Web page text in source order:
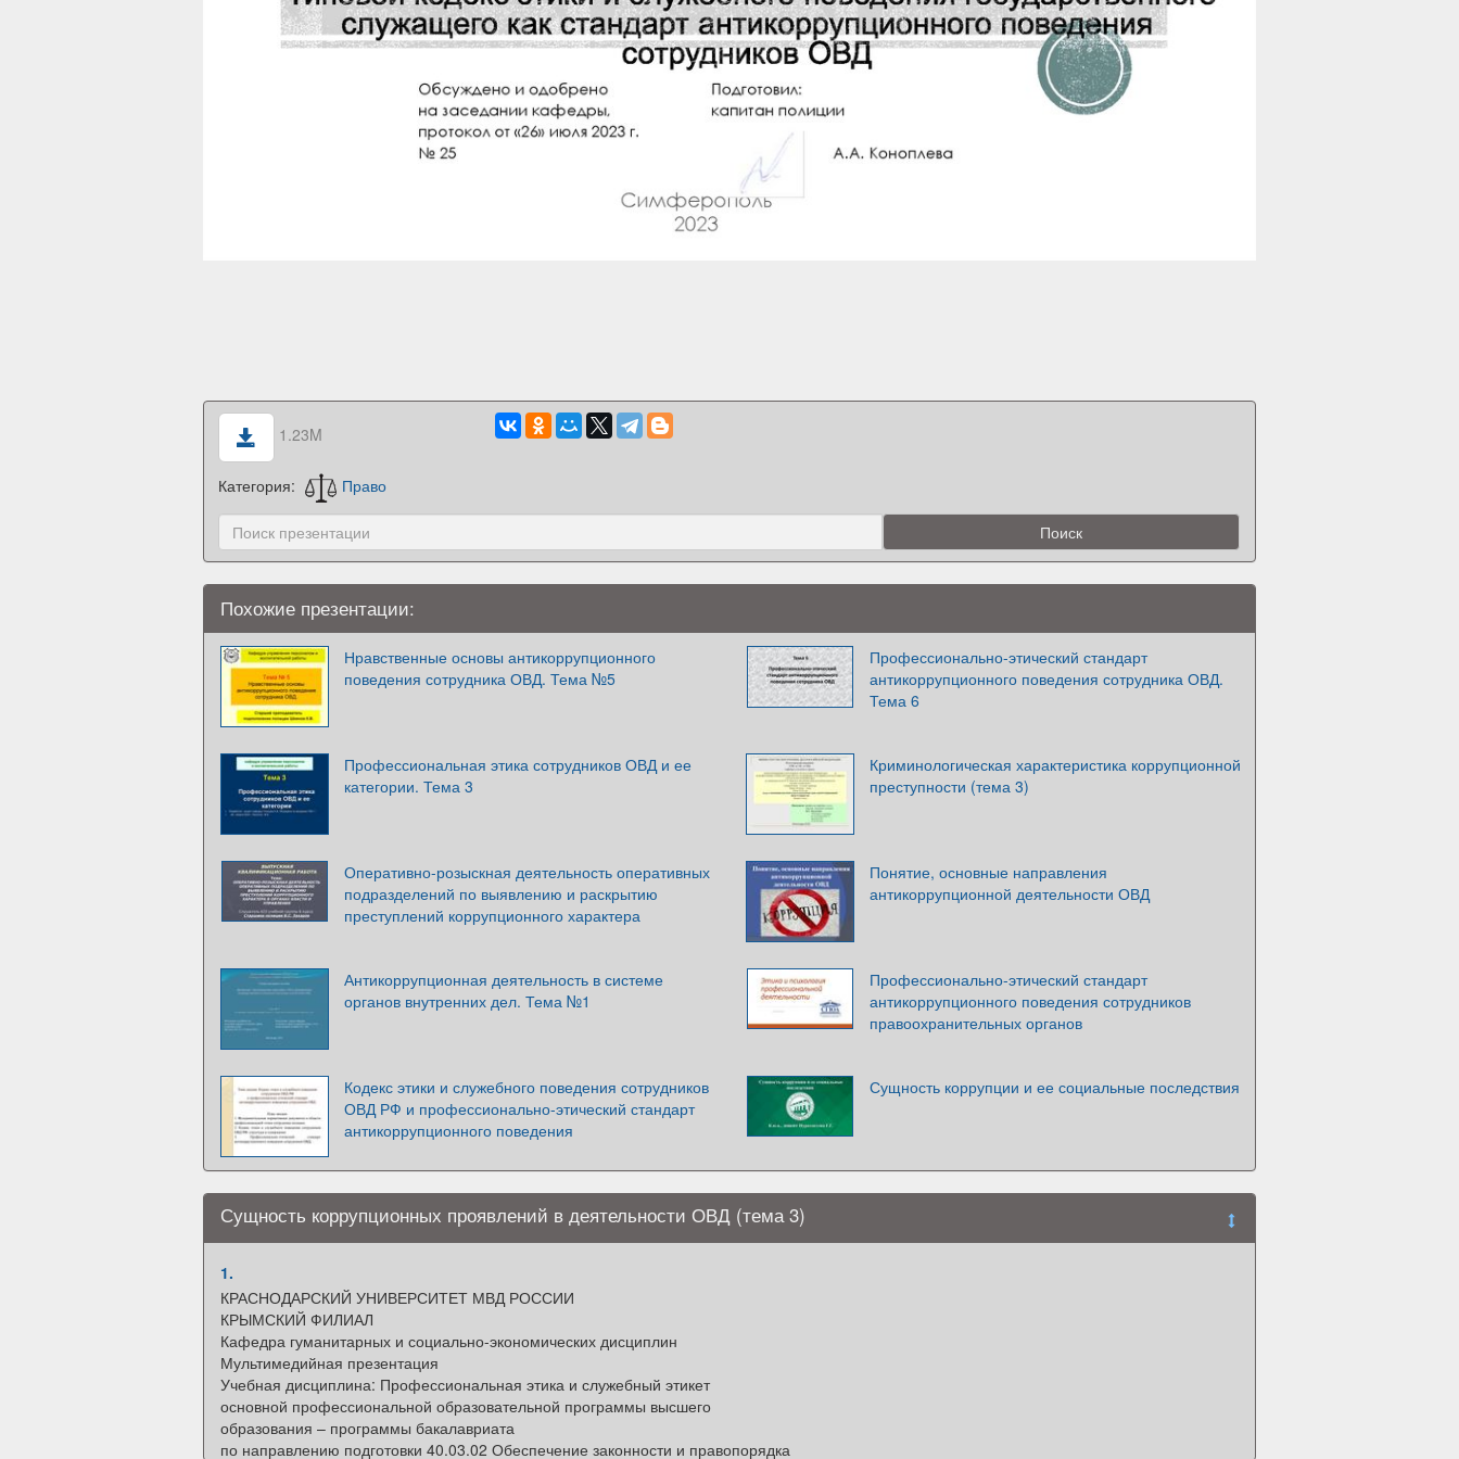
1.23M
Категория: Право
Похожие презентации:
Нравственные основы антикоррупционного
поведения сотрудника ОВД. Тема №5
Профессионально-этический стандарт
антикоррупционного поведения сотрудника ОВД.
Тема 6
Профессиональная этика сотрудников ОВД и ее
категории. Тема 3
Криминологическая характеристика коррупционной
преступности (тема 3)
Оперативно-розыскная деятельность оперативных
подразделений по выявлению и раскрытию
преступлений коррупционного характера
Понятие, основные направления
антикоррупционной деятельности ОВД
Антикоррупционная деятельность в системе
органов внутренних дел. Тема №1
Профессионально-этический стандарт
антикоррупционного поведения сотрудников
правоохранительных органов
Кодекс этики и служебного поведения сотрудников
ОВД РФ и профессионально-этический стандарт
антикоррупционного поведения
Сущность коррупции и ее социальные последствия
Сущность коррупционных проявлений в деятельности ОВД (тема 3)
1.
КРАСНОДАРСКИЙ УНИВЕРСИТЕТ МВД РОССИИ
КРЫМСКИЙ ФИЛИАЛ
Кафедра гуманитарных и социально-экономических дисциплин
Мультимедийная презентация
Учебная дисциплина: Профессиональная этика и служебный этикет
основной профессиональной образовательной программы высшего
образования – программы бакалавриата
по направлению подготовки 40.03.02 Обеспечение законности и правопорядка